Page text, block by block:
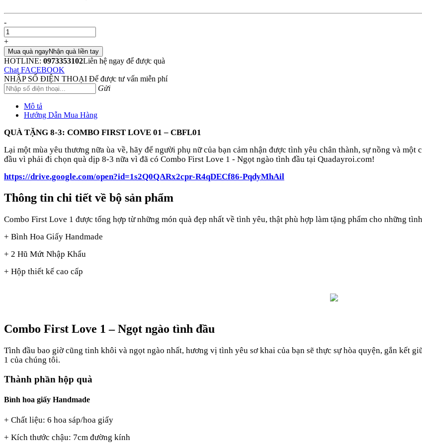
-
+
Mua quà ngayNhận quà liền tay
HOTLINE: 0973353102Liên hệ ngay để được quà
Chat FACEBOOK
NHẬP SỐ ĐIỆN THOẠI Để được tư vấn miễn phí
Gửi
Mô tả
Hướng Dẫn Mua Hàng
QUÀ TẶNG 8-3: COMBO FIRST LOVE 01 – CBFL01
Lại một mùa yêu thương nữa ùa về, hãy để người phụ nữ của bạn cảm nhận được tình yêu chân thành, sự nồng và
đầu vì phải đi chọn quà dịp 8-3 nữa vì đã có Combo First Love 1 - Ngọt ngào tình đầu tại Quadayroi.com!
https://drive.google.com/open?id=1s2Q0QARx2cpr-R4qDECf86-PqdyMhAil
Thông tin chi tiết về bộ sản phẩm
Combo First Love 1 được tổng hợp từ những món quà đẹp nhất về tình yêu, thật phù hợp làm tặng phẩm cho những
+ Bình Hoa Giấy Handmade
+ 2 Hũ Mứt Nhập Khẩu
+ Hộp thiết kế cao cấp
Combo First Love 1– Ngọt ngào tình đầu
Tình đầu bao giờ cũng tinh khôi và ngọt ngào nhất, hương vị tình yêu sơ khai của bạn sẽ thực sự hòa quyện, gắn kết
1 của chúng tôi.
Thành phần hộp quà
Bình hoa giấy Handmade
+ Chất liệu: 6 hoa sáp/hoa giấy
+ Kích thước chậu: 7cm đường kính